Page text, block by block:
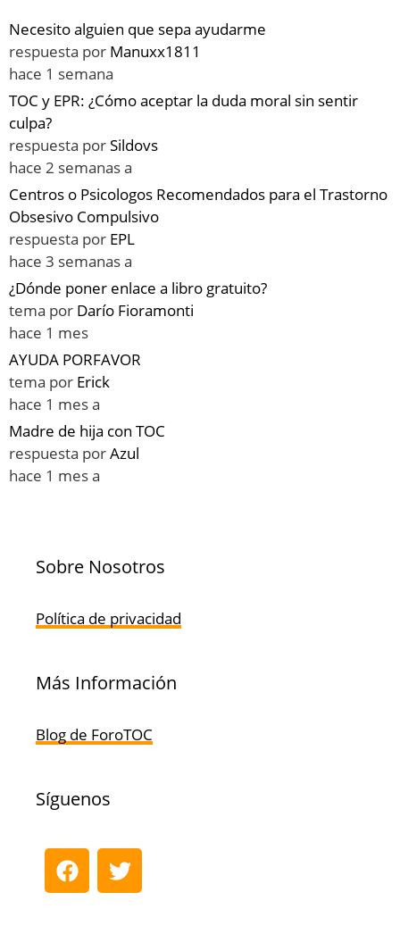
Necesito alguien que sepa ayudarme
respuesta por Manuxx1811
hace 1 semana
TOC y EPR: ¿Cómo aceptar la duda moral sin sentir
culpa?
respuesta porSildovs
hace 2 semanas a
Centros o Psicologos Recomendados para el Trastorno
Obsesivo Compulsivo
respuesta por EPL
hace 3 semanas a
¿Dónde poner enlace a libro gratuito?
tema por Darío Fioramonti
hace 1 mes
AYUDA PORFAVOR
tema por Erick
hace 1 mes a
Madre de hija con TOC
respuesta porAzul
hace 1 mes a
Sobre Nosotros
Política de privacidad
Más Información
Blog de ForoTOC
Síguenos